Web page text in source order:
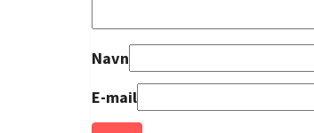
Navn
E-mail